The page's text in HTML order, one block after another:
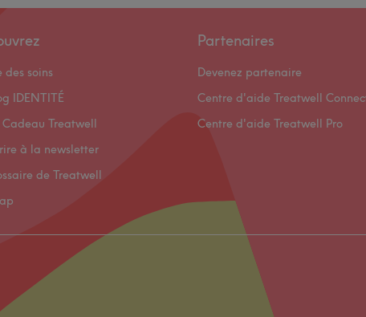
des soins
IDENTITÉ
Treatwell
à la newsletter
de Treatwell
Partenaires
Devenez partenaire
Centre d'aide Treatwell
Centre d'aide Treatwell Pro